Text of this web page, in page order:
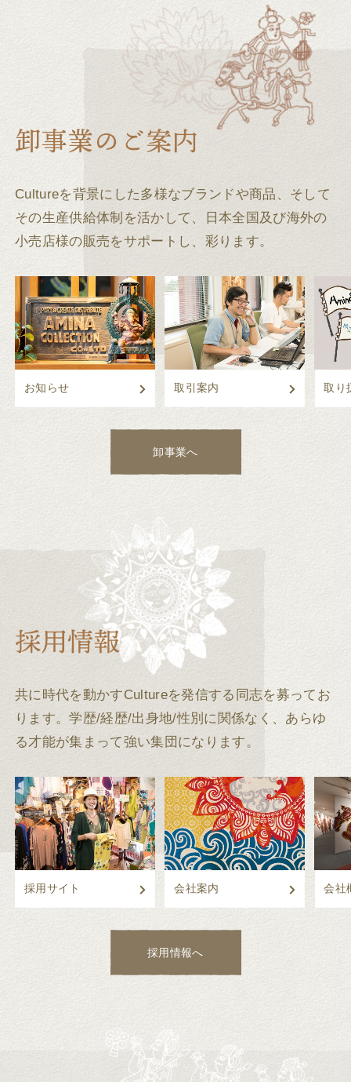
Cultureを背景にした多様なブランドや商品、そして
その生産供給体制を活かして、
日本全国及び海外の
小売店様の販売をサポートし、彩ります。
お知らせ 取引案内 取り
卸事業へ
共に時代を動かすCultureを発信する同志を募ってお
ります。学歴/経歴/出身地/性別に関係なく、あらゆ
る才能が集まって強い集団になります。
採用サイト 会社案内 会社
採用情報へ